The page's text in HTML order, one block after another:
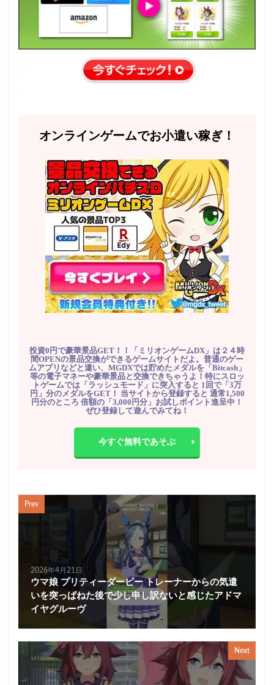
オンラインゲームでお小遣い稼ぎ！
投資0円で豪華景品GET！！「ミリオンゲームDX」は２４時
間OPENの景品交換ができるゲームサイトだよ。普通のゲー
ムアプリなどと違い、MGDXでは貯めたメダルを「Bitcash」
等の電子マネーや豪華景品と交換できちゃうよ！特にスロッ
トゲームでは「ラッシュモード」に突入すると 1回で「3万
円」分のメダルをGET！ 当サイトから登録すると 通常1,500
円分のところ 倍額の「3,000円分」お試しポイント進呈中！
ぜひ登録して遊んでみてね！
今すぐ無料であそぶ
Prev
2026年4月21日
ウマ娘 プリティーダービー トレーナーからの気遣
いを突っぱねた後で少し申し訳ないと感じたアドマ
イヤグルーヴ
Next